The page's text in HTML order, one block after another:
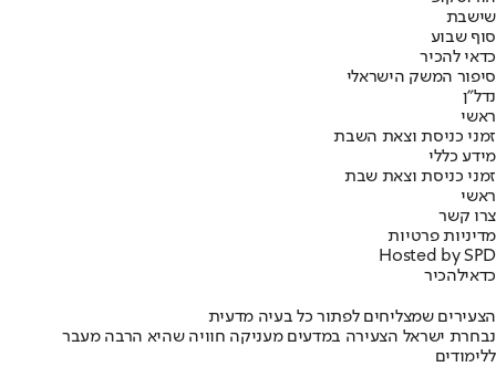
שישבת
סוף שבוע
כדאי להכיר
סיפור המשק הישראלי
נדל"ן
ראשי
זמני כניסת וצאת השבת
מידע כללי
זמני כניסת וצאת שבת
ראשי
צרו קשר
מדיניות פרטיות
Hosted by SPD
כדאילהכיר
הצעירים שמצליחים לפתור כל בעיה מדעית
נבחרת ישראל הצעירה במדעים מעניקה חוויה שהיא הרבה מעבר
ללימודים